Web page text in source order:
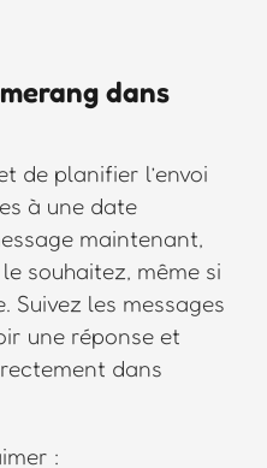
dans
de planifier l’envoi
à une date
maintenant,
souhaitez, même si
Suivez les messages
une réponse et
dans
: